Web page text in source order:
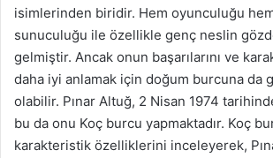
isimlerinden biridir. Hem oyunculuğu
sunuculuğu ile özellikle genç neslin
gelmiştir. Ancak onun başarılarını ve
daha iyi anlamak için doğum burcuna da
olabilir. Pınar Altuğ, 2 Nisan 1974
bu da onu Koç burcu yapmaktadır. Koç
karakteristik özelliklerini inceleyerek,